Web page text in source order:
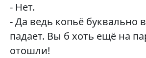
- Нет.
- Да ведь копьё буквально
падает. Вы б хоть ещё на
отошли!